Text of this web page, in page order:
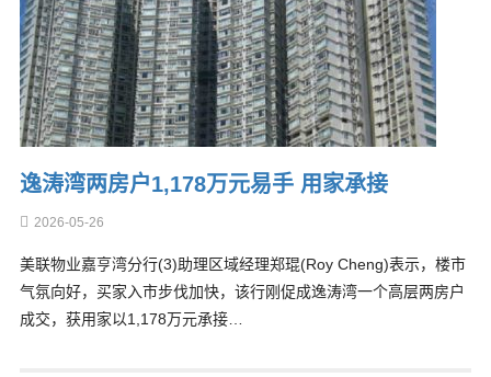
逸涛湾两房户1,178万元易手 用家承接
2026-05-26
美联物业嘉亨湾分行(3)助理区域经理郑琨(Roy Cheng)表示，楼市
气氛向好，买家入市步伐加快，该行刚促成逸涛湾一个高层两房户
成交，获用家以1,178万元承接…